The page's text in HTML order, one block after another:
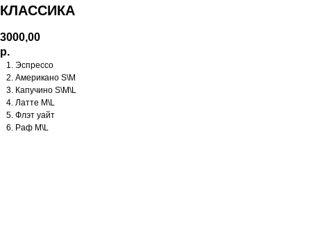
КЛАССИКА
3000,00
р.
Эспрессо
Американо S\M
Капучино S\M\L
Латте M\L
Флэт уайт
Раф M\L